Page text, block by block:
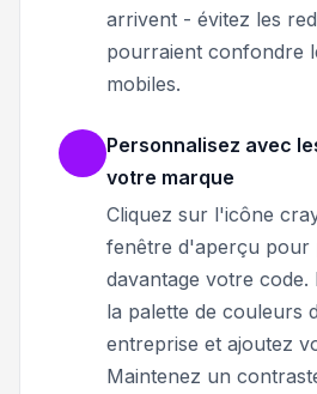
arrivent - évitez les
pourraient confondre
mobiles.
Personnalisez avec
votre marque
Cliquez sur l'icône
fenêtre d'aperçu pour
davantage votre code.
la palette de couleurs
entreprise et ajoutez
Maintenez un